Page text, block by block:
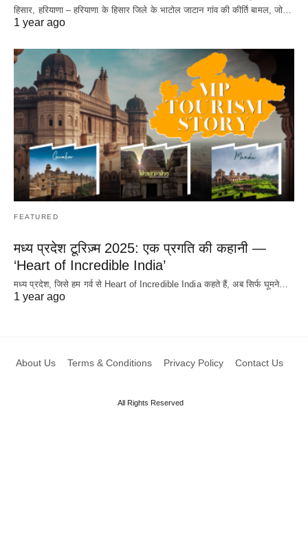
हिसार, हरियाणा – हरियाणा के हिसार जिले के भाटोल जाटान गांव की कीर्ति बामल, जो…
1 year ago
FEATURED
मध्य प्रदेश टूरिज़्म 2025: एक प्रगति की कहानी —
‘Heart of Incredible India’
मध्य प्रदेश, जिसे हम गर्व से Heart of Incredible India कहते हैं, अब सिर्फ घूमने…
1 year ago
About Us Terms & Conditions Privacy Policy Contact Us
All Rights Reserved